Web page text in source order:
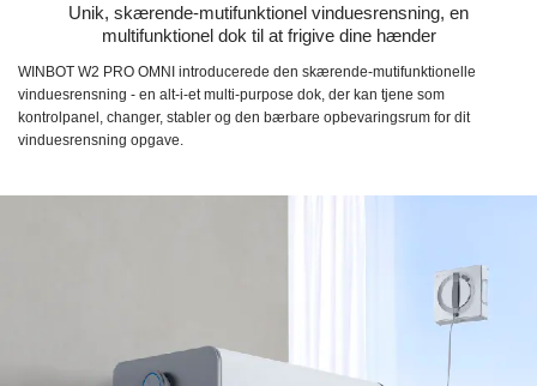
Unik, skærende-mutifunktionel vinduesrensning, en
multifunktionel dok til at frigive dine hænder
WINBOT W2 PRO OMNI introducerede den skærende-mutifunktionelle
vinduesrensning - en alt-i-et multi-purpose dok, der kan tjene som
kontrolpanel, changer, stabler og den bærbare opbevaringsrum for dit
vinduesrensning opgave.